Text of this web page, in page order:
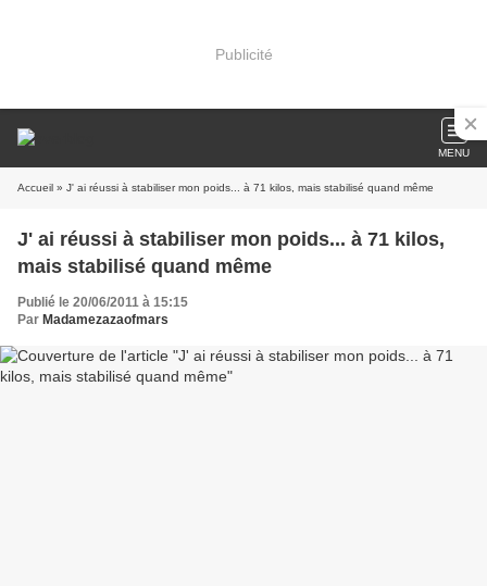
Publicité
MENU
Accueil » J' ai réussi à stabiliser mon poids... à 71 kilos, mais stabilisé quand même
J' ai réussi à stabiliser mon poids... à 71 kilos,
mais stabilisé quand même
Publié le 20/06/2011 à 15:15
Par Madamezazaofmars